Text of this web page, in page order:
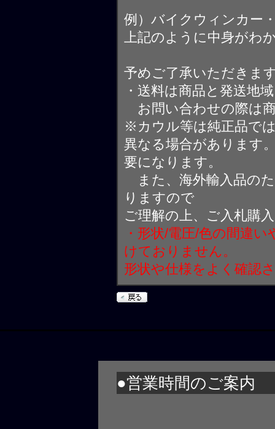
例）バイクウィンカー
上記のように中身がわ
予めご了承いただきま
・送料は商品と発送地
お問い合わせの際は
※カウル等は純正品で
異なる場合があります
要になります。
また、海外輸入品の
りますので
ご理解の上、ご入札購
・形状/電圧/色の間違
けておりません。
形状や仕様をよく確認
●営業時間のご案内